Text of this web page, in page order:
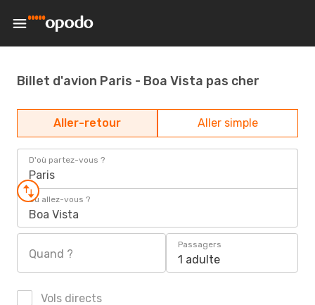
Billet d'avion Paris - Boa Vista pas cher
Aller-retour Aller simple
D'où partez-vous ?
Paris
Où allez-vous ?
Boa Vista
Quand ?
Passagers
1 adulte
Vols directs